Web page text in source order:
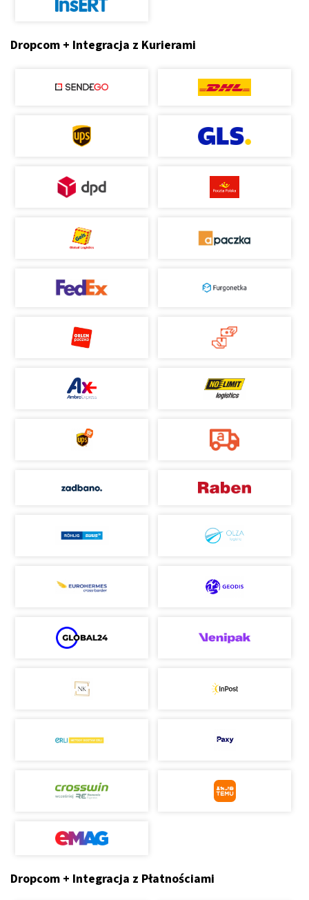
Dropcom + Integracja z Kurierami
Dropcom + Integracja z Płatnościami